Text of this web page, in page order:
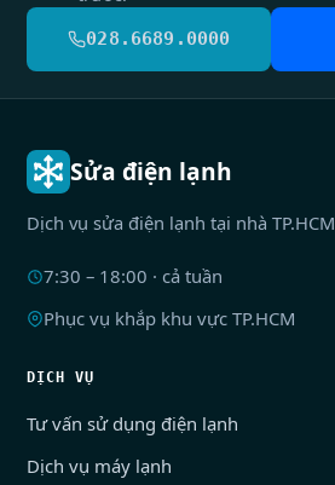
028.6689.0000
Sửa điện lạnh
Dịch vụ sửa điện lạnh tại nhà TP.HCM
7:30 – 18:00 · cả tuần
Phục vụ khắp khu vực TP.HCM
DỊCH VỤ
Tư vấn sử dụng điện lạnh
Dịch vụ máy lạnh